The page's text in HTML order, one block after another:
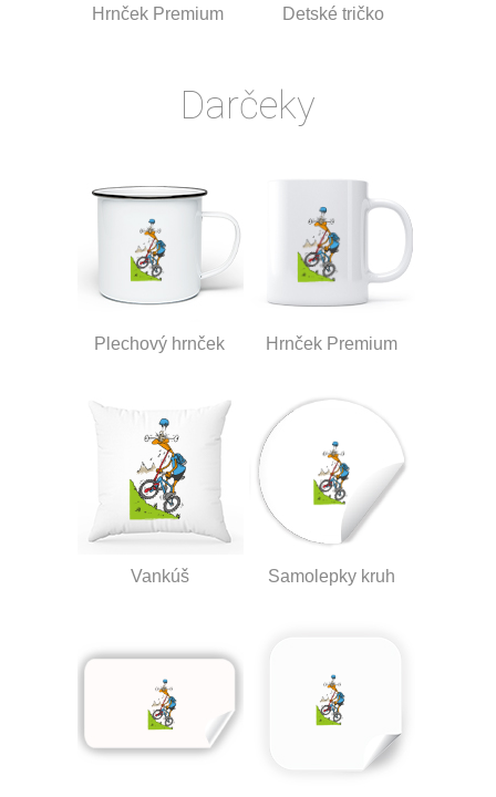
Hrnček Premium Detské tričko
Darčeky
Plechový hrnček Hrnček Premium
Vankúš Samolepky kruh